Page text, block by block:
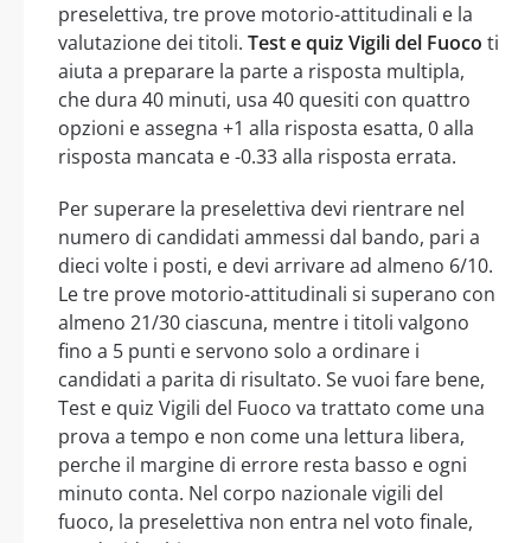
preselettiva, tre prove motorio-attitudinali e la
valutazione dei titoli. Test e quiz Vigili del Fuoco ti
aiuta a preparare la parte a risposta multipla,
che dura 40 minuti, usa 40 quesiti con quattro
opzioni e assegna +1 alla risposta esatta, 0 alla
risposta mancata e -0.33 alla risposta errata.
Per superare la preselettiva devi rientrare nel
numero di candidati ammessi dal bando, pari a
dieci volte i posti, e devi arrivare ad almeno 6/10.
Le tre prove motorio-attitudinali si superano con
almeno 21/30 ciascuna, mentre i titoli valgono
fino a 5 punti e servono solo a ordinare i
candidati a parita di risultato. Se vuoi fare bene,
Test e quiz Vigili del Fuoco va trattato come una
prova a tempo e non come una lettura libera,
perche il margine di errore resta basso e ogni
minuto conta. Nel corpo nazionale vigili del
fuoco, la preselettiva non entra nel voto finale,